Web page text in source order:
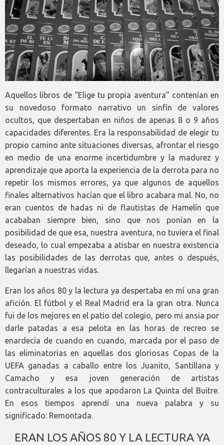
Aquellos libros de “Elige tu propia aventura” contenían en
su novedoso formato narrativo un sinfín de valores
ocultos, que despertaban en niños de apenas 8 o 9 años
capacidades diferentes. Era la responsabilidad de elegir tu
propio camino ante situaciones diversas, afrontar el riesgo
en medio de una enorme incertidumbre y la madurez y
aprendizaje que aporta la experiencia de la derrota para no
repetir los mismos errores, ya que algunos de aquellos
finales alternativos hacían que el libro acabara mal. No, no
eran cuentos de hadas ni de flautistas de Hamelín que
acababan siempre bien, sino que nos ponían en la
posibilidad de que esa, nuestra aventura, no tuviera el final
deseado, lo cual empezaba a atisbar en nuestra existencia
las posibilidades de las derrotas que, antes o después,
llegarían a nuestras vidas.
Eran los años 80 y la lectura ya despertaba en mí una gran
afición. El fútbol y el Real Madrid era la gran otra. Nunca
fui de los mejores en el patio del colegio, pero mi ansia por
darle patadas a esa pelota en las horas de recreo se
enardecía de cuando en cuando, marcada por el paso de
las eliminatorias en aquellas dos gloriosas Copas de la
UEFA ganadas a caballo entre los Juanito, Santillana y
Camacho y esa joven generación de artistas
contraculturales a los que apodaron La Quinta del Buitre.
En esos tiempos aprendí una nueva palabra y su
significado: Remontada.
ERAN LOS AÑOS 80 Y LA LECTURA YA